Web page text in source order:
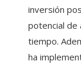
inversión
potencial de
tiempo.
ha